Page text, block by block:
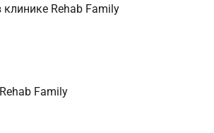
Rehab Family
Family